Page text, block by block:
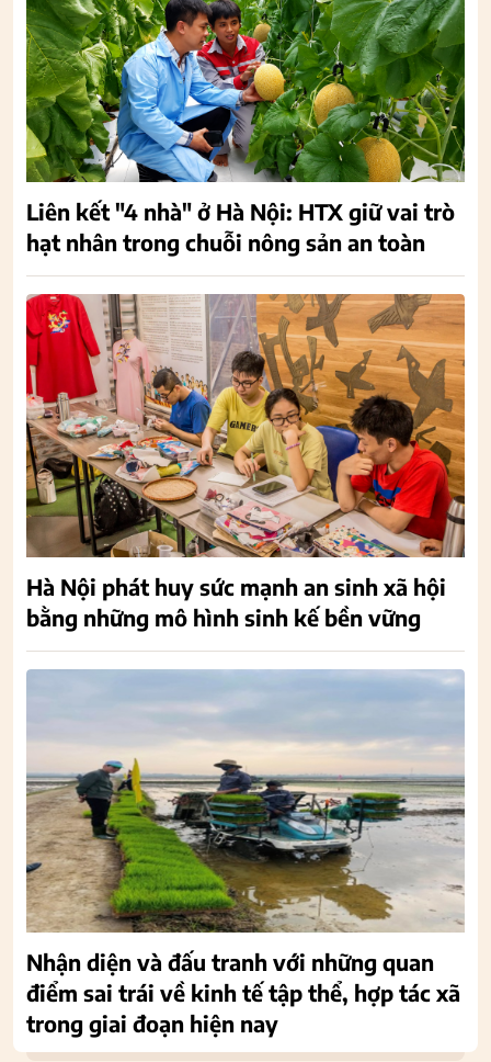
Liên kết "4 nhà" ở Hà Nội: HTX giữ vai trò
hạt nhân trong chuỗi nông sản an toàn
Hà Nội phát huy sức mạnh an sinh xã hội
bằng những mô hình sinh kế bền vững
Nhận diện và đấu tranh với những quan
điểm sai trái về kinh tế tập thể, hợp tác xã
trong giai đoạn hiện nay